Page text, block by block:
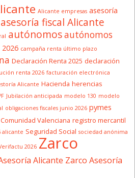
Alicante empresas asesoría
asesoría fiscal Alicante
autónomosautónomos
campaña renta último plazo
Declaración Renta 2025 declaración
renta 2026 facturación electrónica
Alicante Hacienda herencias
Jubilación anticipada modelo 130 modelo
obligaciones fiscales junio 2026 pymes
Valenciana registro mercantil
alicante Seguridad Social sociedad anónima
2026 Zarco
Alicante Zarco Asesoría